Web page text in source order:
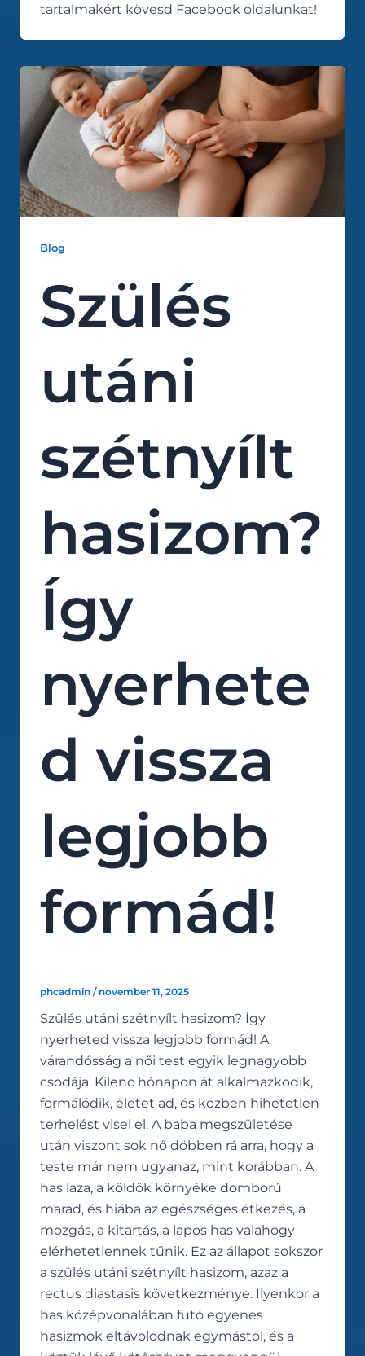
tartalmakért kövesd Facebook oldalunkat!
Blog
Szülés
utáni
szétnyílt
hasizom?
Így
nyerhete
d vissza
legjobb
formád!
phcadmin / november 11, 2025
Szülés utáni szétnyílt hasizom? Így
nyerheted vissza legjobb formád! A
várandósság a női test egyik legnagyobb
csodája. Kilenc hónapon át alkalmazkodik,
formálódik, életet ad, és közben hihetetlen
terhelést visel el. A baba megszületése
után viszont sok nő döbben rá arra, hogy a
teste már nem ugyanaz, mint korábban. A
has laza, a köldök környéke domború
marad, és hiába az egészséges étkezés, a
mozgás, a kitartás, a lapos has valahogy
elérhetetlennek tűnik. Ez az állapot sokszor
a szülés utáni szétnyílt hasizom, azaz a
rectus diastasis következménye. Ilyenkor a
has középvonalában futó egyenes
hasizmok eltávolodnak egymástól, és a